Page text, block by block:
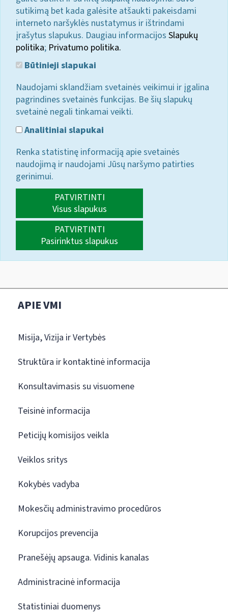
sutikimą bet kada galėsite atšaukti pakeisdami
interneto naršyklės nustatymus ir ištrindami
įrašytus slapukus. Daugiau informacijos Slapukų
politika; Privatumo politika.
Būtinieji slapukai
Naudojami sklandžiam svetainės veikimui ir įgalina
pagrindines svetainės funkcijas. Be šių slapukų
svetainė negali tinkamai veikti.
Analitiniai slapukai
Renka statistinę informaciją apie svetainės
naudojimą ir naudojami Jūsų naršymo patirties
gerinimui.
PATVIRTINTI
Visus slapukus
PATVIRTINTI
Pasirinktus slapukus
APIE VMI
Misija, Vizija ir Vertybės
Struktūra ir kontaktinė informacija
Konsultavimasis su visuomene
Teisinė informacija
Peticijų komisijos veikla
Veiklos sritys
Kokybės vadyba
Mokesčių administravimo procedūros
Korupcijos prevencija
Pranešėjų apsauga. Vidinis kanalas
Administracinė informacija
Statistiniai duomenys